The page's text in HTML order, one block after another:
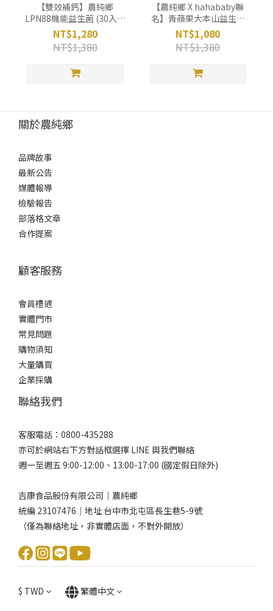
【雙效補鈣】農純鄉
LPN88機能益生菌 (30入/1
盒)
NT$1,280
NT$1,380
【農純鄉 X hahababy聯
名】青蘋果大本山益生菌
(30入/盒)
NT$1,080
NT$1,380
關於農純鄉
品牌故事
最新公告
媒體報導
檢驗報告
部落格文章
合作提案
顧客服務
會員禮遇
實體門市
常見問題
購物須知
大量購買
企業採購
聯絡我們
客服電話：0800-435288
亦可於網站右下方對話框選擇 LINE 與我們聯絡
週一至週五 9:00-12:00、13:00-17:00 (國定假日除外)
吉康食品股份有限公司｜農純鄉
統編 23107476｜地址 台中市北屯區長生巷5-9號
（僅為聯絡地址，非實體店面，不對外開放）
$ TWD 繁體中文